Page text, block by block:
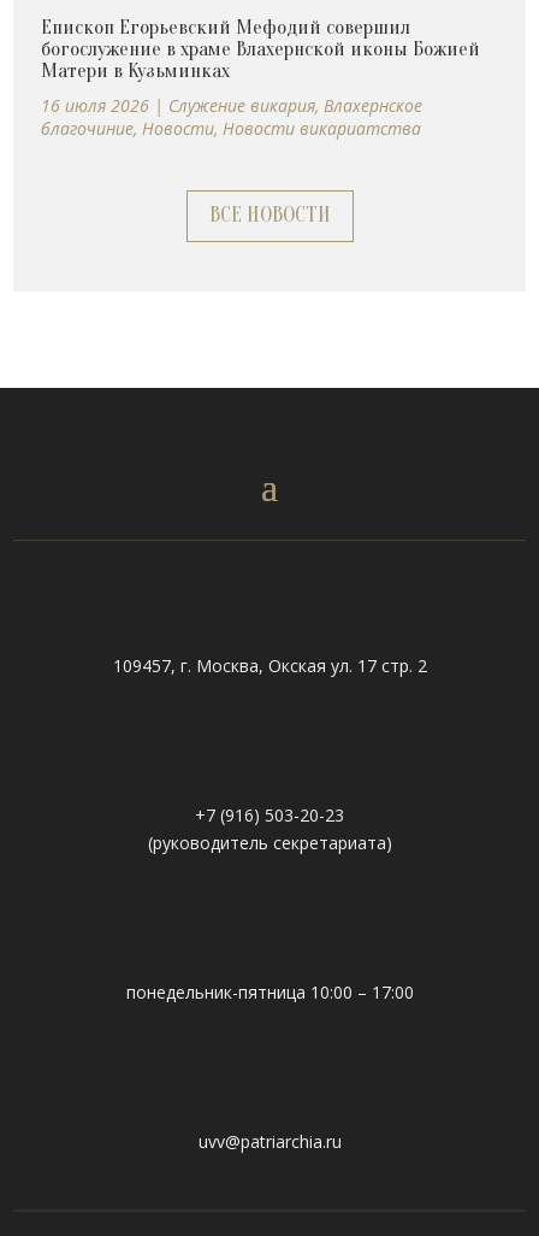
Епископ Егорьевский Мефодий совершил
богослужение в храме Влахернской иконы Божией
Матери в Кузьминках
16 июля 2026 | Cлужение викария, Влахернское
благочиние, Новости, Новости викариатства
ВСЕ НОВОСТИ
109457, г. Москва, Окская ул. 17 стр. 2
+7 (916) 503-20-23
(руководитель секретариата)
понедельник-пятница 10:00 – 17:00
uvv@patriarchia.ru